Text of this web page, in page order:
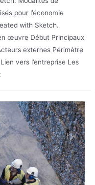
pour l’économie
with Sketch.
œuvre Début Principaux
externes Périmètre
vers l’entreprise Les